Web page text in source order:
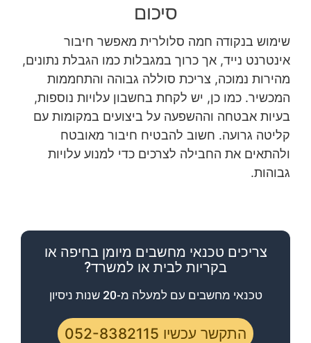
סיכום
שימוש בנקודה חמה סלולרית מאפשר חיבור
אינטרנט נייד, אך כרוך במגבלות כמו הגבלת נתונים,
מהירות נמוכה, צריכת סוללה גבוהה והתחממות
המכשיר. כמו כן, יש לקחת בחשבון עלויות נוספות,
בעיות אבטחה וההשפעה על ביצועים במקומות עם
קליטה גרועה. חשוב להבטיח חיבור מאובטח
ולהתאים את החבילה לצרכים כדי למנוע עלויות
גבוהות.
צריכים טכנאי מחשבים מיומן בחיפה או
בקריות לבית או למשרד?
טכנאי מחשבים עם למעלה מ-20 שנות ניסיון
התקשר עכשיו 052-8382115​